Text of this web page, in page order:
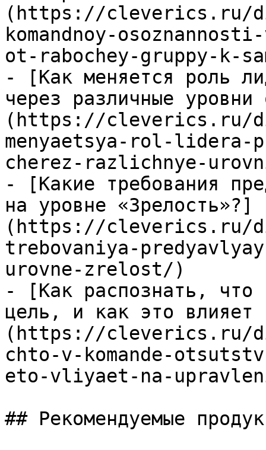
(https://cleverics.ru/
komandnoy-
ot-rabochey-gruppy-k-
- [Как меняется роль
через различные уровни
(https://cleverics.ru/
menyaetsya-rol-lidera-
cherez-razlichnye-
- [Какие требования
на уровне «Зрелость»?]
(https://cleverics.ru/
trebovaniya-
urovne-zrelost/)
- [Как распознать, что
цель, и как это влияет
(https://cleverics.ru/
chto-v-komande-
eto-vliyaet-na-
## Рекомендуемые